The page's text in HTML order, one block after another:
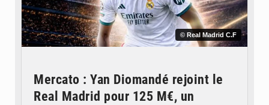
© Real Madrid C.F
Mercato : Yan Diomandé rejoint le
Real Madrid pour 125 M€, un